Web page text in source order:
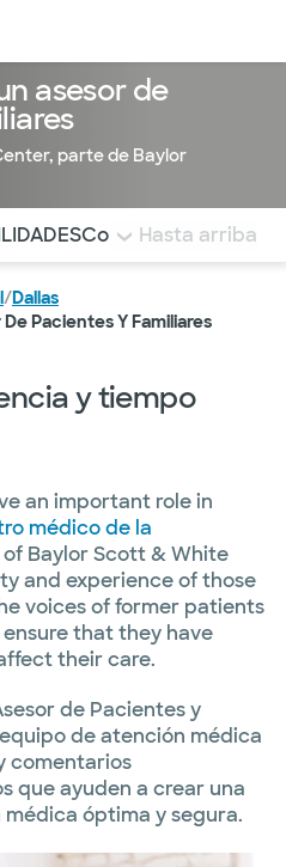
asesor de
parte de Baylor
saltar rápidamente a
Como ayudarAplica
Hasta arriba
/Dallas
Pacientes Y Familiares
y tiempo
an important role in
médico de la
Baylor Scott & White
and experience of those
voices of former patients
that they have
their care.
de Pacientes y
de atención médica
comentarios
que ayuden a crear una
óptima y segura.